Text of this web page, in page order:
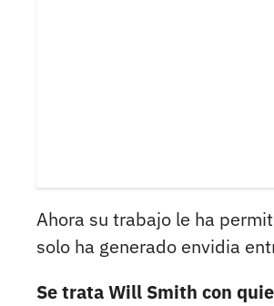
Ahora su trabajo le ha
solo ha generado envidia
Se trata Will Smith con